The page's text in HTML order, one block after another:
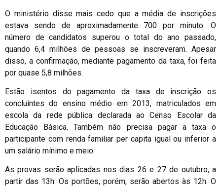
O ministério disse mais cedo que a média de inscrições
estava sendo de aproximadamente 700 por minuto. O
número de candidatos superou o total do ano passado,
quando 6,4 milhões de pessoas se inscreveram. Apesar
disso, a confirmação, mediante pagamento da taxa, foi feita
por quase 5,8 milhões.
Estão isentos do pagamento da taxa de inscrição os
concluintes do ensino médio em 2013, matriculados em
escola da rede pública declarada ao Censo Escolar da
Educação Básica. Também não precisa pagar a taxa o
participante com renda familiar per capita igual ou inferior a
um salário mínimo e meio.
As provas serão aplicadas nos dias 26 e 27 de outubro, a
partir das 13h. Os portões, porém, serão abertos às 12h. O